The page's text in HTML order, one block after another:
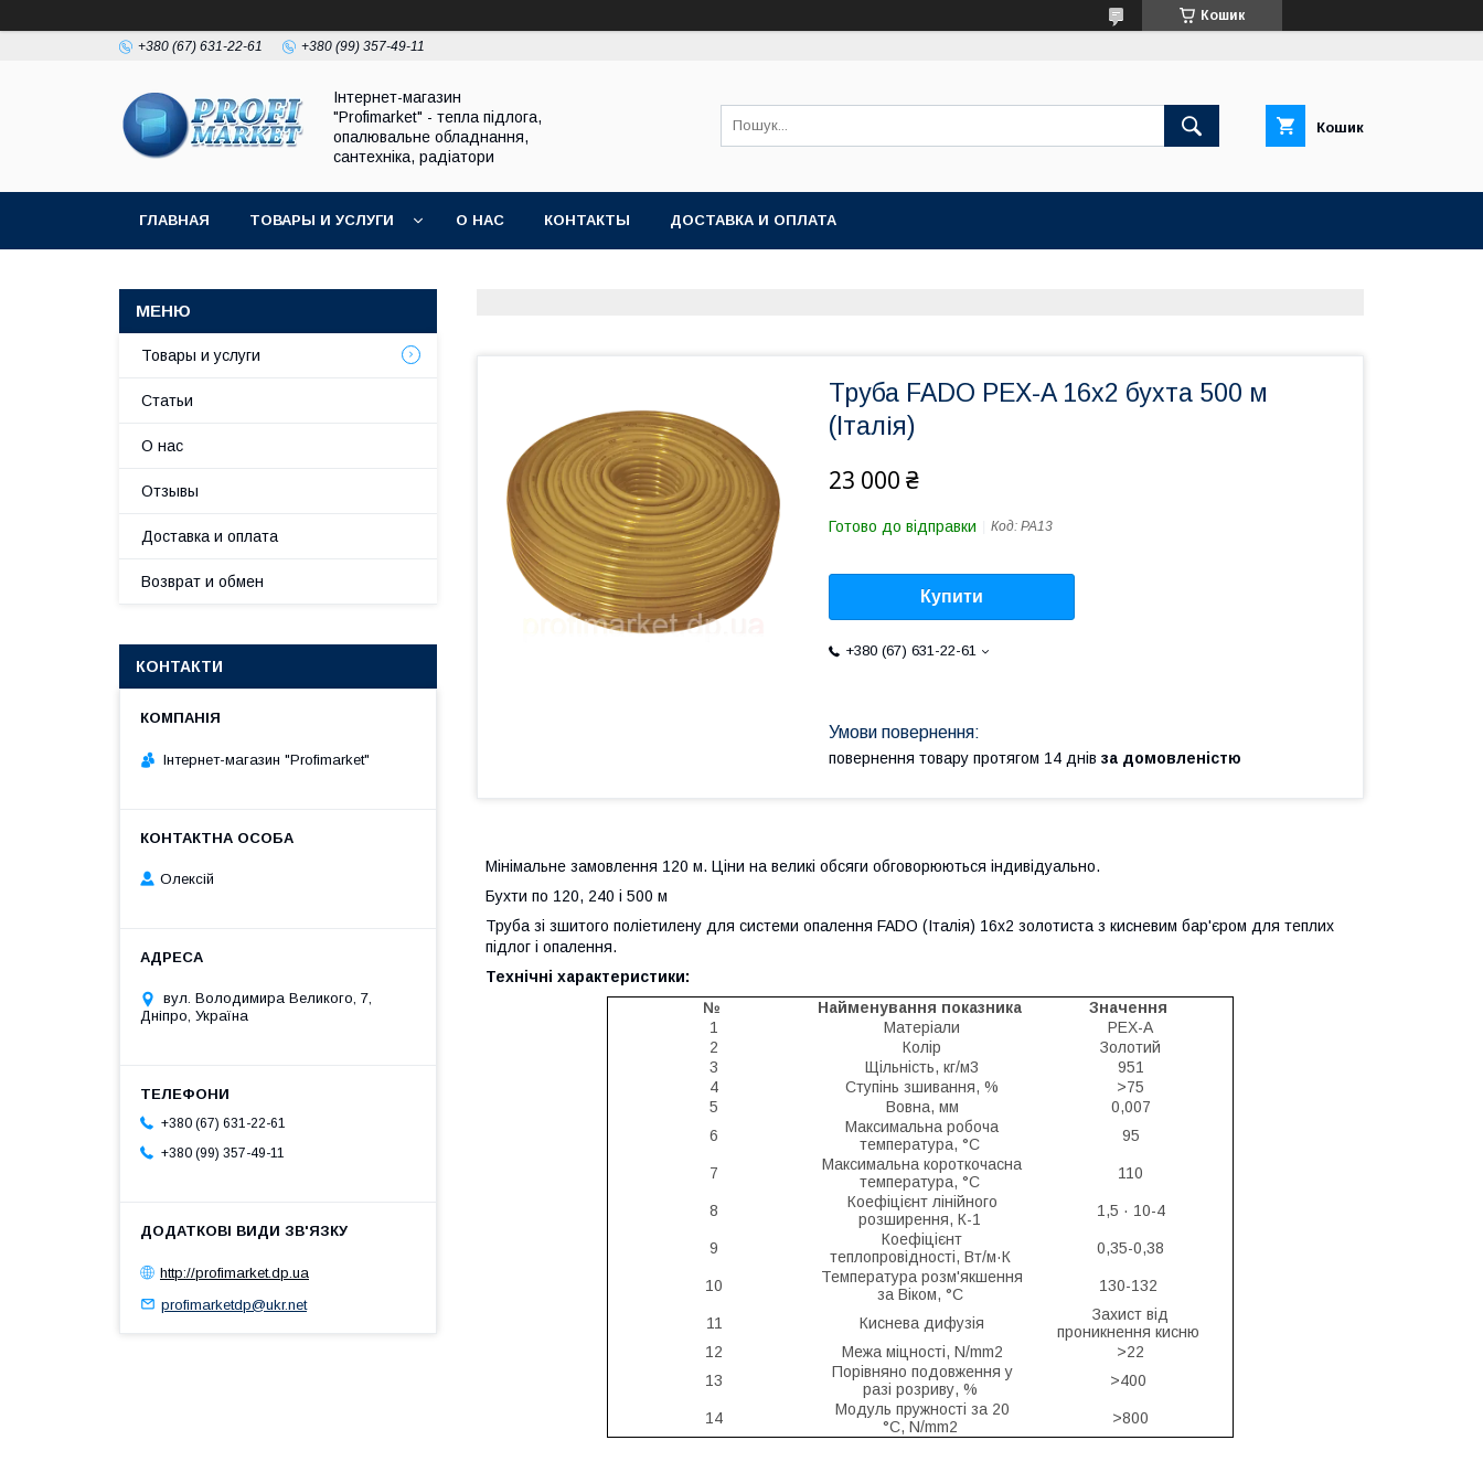
Кошик
+380 (67) 631-22-61 +380 (99) 357-49-11
Інтернет-магазин
"Profimarket" - тепла підлога,
опалювальне обладнання,
сантехніка, радіатори
Кошик
ГЛАВНАЯ ТОВАРЫ И УСЛУГИ О НАС КОНТАКТЫ ДОСТАВКА И ОПЛАТА
Труба FADO PEX-A 16х2 бухта 500 м
(Італія)
23 000 ₴
Готово до відправки Код: PA13
Купити
+380 (67) 631-22-61
повернення товару протягом 14 днів за домовленістю
Мінімальне замовлення 120 м. Ціни на великі обсяги обговорюються індивідуально.
Бухти по 120, 240 і 500 м
Труба зі зшитого поліетилену для системи опалення FADO (Італія) 16х2 золотиста з кисневим бар'єром для теплих
підлог і опалення.
Технічні характеристики:
№
Найменування показника
Значення
1
Матеріали
РЕХ-А
2
Колір
Золотий
3
Щільність, кг/м3
951
4
Ступінь зшивання, %
>75
5
Вовна, мм
0,007
6
Максимальна робоча
температура, °С
95
7
Максимальна короткочасна
температура, °С
110
8
Коефіцієнт лінійного
розширення, К-1
1,5 · 10-4
9
Коефіцієнт
теплопровідності, Вт/м·К
0,35-0,38
10
Температура розм'якшення
за Віком, °С
130-132
11 Киснева дифузія
Захист від
проникнення кисню
12
Межа міцності, N/mm2
>22
13
Порівняно подовження у
разі розриву, %
>400
14
Модуль пружності за 20
°C, N/mm2
>800
Товары и услуги
Статьи
О нас
Отзывы
Доставка и оплата
Возврат и обмен
КОНТАКТИ
Інтернет-магазин "Profimarket"
Олексій
вул. Володимира Великого, 7,
Дніпро, Україна
+380 (67) 631-22-61
+380 (99) 357-49-11
http://profimarket.dp.ua
profimarketdp@ukr.net